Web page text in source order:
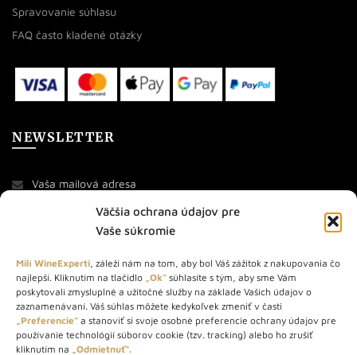
Väčšia ochrana údajov pre
Vaše súkromie
Milí WineExperti, záleží nám na tom, aby bol Váš zážitok z nakupovania čo
najlepší. Kliknutím na tlačidlo „Ok“ súhlasíte s tým, aby sme Vám
poskytovali zmysluplné a užitočné služby na základe Vašich údajov o
zaznamenávaní. Váš súhlas môžete kedykoľvek zmeniť v časti
„Preferencie“ a stanoviť si svoje osobné preferencie ochrany údajov pre
používanie technológií súborov cookie (tzv. tracking) alebo ho zrušiť
kliknutím na „Odmietnuť“.
Spravovanie súhlasu
FAQ často kladené otázky
NEWSLETTER
O NÁS
STORE – obchod s vínom a destilátmi od roku 2010. Na našej
webovej stránke predávame viac ako 1000+ značkových